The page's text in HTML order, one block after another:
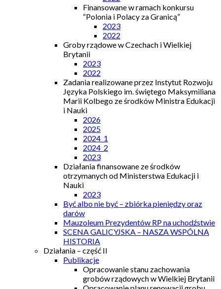
Finansowane w ramach konkursu
“Polonia i Polacy za Granicą”
2023
2022
Groby rządowe w Czechach i Wielkiej
Brytanii
2023
2022
Zadania realizowane przez Instytut Rozwoju
Języka Polskiego im. świętego Maksymiliana
Marii Kolbego ze środków Ministra Edukacji
i Nauki
2026
2025
2024_1
2024_2
2023
Działania finansowane ze środków
otrzymanych od Ministerstwa Edukacji i
Nauki
2023
Być albo nie być – zbiórka pieniędzy oraz
darów
Mauzoleum Prezydentów RP na uchodźstwie
SCENA GALICYJSKA – NASZA WSPÓLNA
HISTORIA
Działania – część II
Publikacje
Opracowanie stanu zachowania
grobów rządowych w Wielkiej Brytanii